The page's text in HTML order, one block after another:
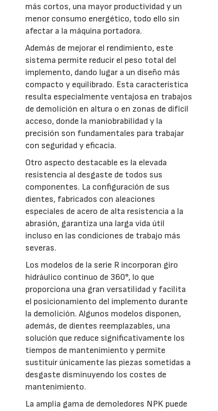
más cortos, una mayor productividad y un
menor consumo energético, todo ello sin
afectar a la máquina portadora.
Además de mejorar el rendimiento, este
sistema permite reducir el peso total del
implemento, dando lugar a un diseño más
compacto y equilibrado. Esta característica
resulta especialmente ventajosa en trabajos
de demolición en altura o en zonas de difícil
acceso, donde la maniobrabilidad y la
precisión son fundamentales para trabajar
con seguridad y eficacia.
Otro aspecto destacable es la elevada
resistencia al desgaste de todos sus
componentes. La configuración de sus
dientes, fabricados con aleaciones
especiales de acero de alta resistencia a la
abrasión, garantiza una larga vida útil
incluso en las condiciones de trabajo más
severas.
Los modelos de la serie R incorporan giro
hidráulico continuo de 360°, lo que
proporciona una gran versatilidad y facilita
el posicionamiento del implemento durante
la demolición. Algunos modelos disponen,
además, de dientes reemplazables, una
solución que reduce significativamente los
tiempos de mantenimiento y permite
sustituir únicamente las piezas sometidas a
desgaste disminuyendo los costes de
mantenimiento.
La amplia gama de demoledores NPK puede